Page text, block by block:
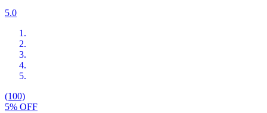
5.0
(100)
5% OFF